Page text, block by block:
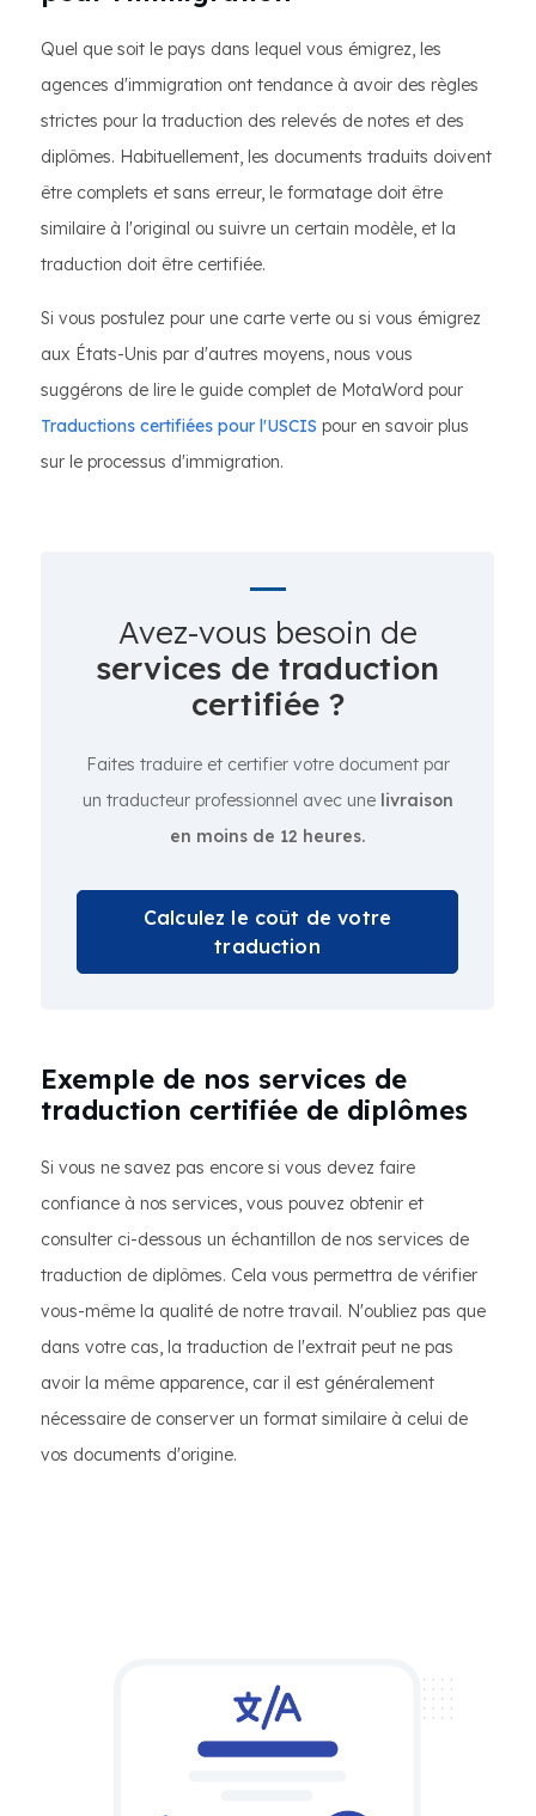
Quel que soit le pays dans lequel vous émigrez, les
agences d'immigration ont tendance à avoir des règles
strictes pour la traduction des relevés de notes et des
diplômes. Habituellement, les documents traduits doivent
être complets et sans erreur, le formatage doit être
similaire à l'original ou suivre un certain modèle, et la
traduction doit être certifiée.
Si vous postulez pour une carte verte ou si vous émigrez
aux États-Unis par d'autres moyens, nous vous
suggérons de lire le guide complet de MotaWord pour
Traductions certifiées pour l'USCIS pour en savoir plus
sur le processus d'immigration.
Avez-vous besoin de
services de traduction
certifiée ?
Faites traduire et certifier votre document par
un traducteur professionnel avec une livraison
en moins de 12 heures.
Calculez le coût de votre
traduction
Exemple de nos services de
traduction certifiée de diplômes
Si vous ne savez pas encore si vous devez faire
confiance à nos services, vous pouvez obtenir et
consulter ci-dessous un échantillon de nos services de
traduction de diplômes. Cela vous permettra de vérifier
vous-même la qualité de notre travail. N'oubliez pas que
dans votre cas, la traduction de l'extrait peut ne pas
avoir la même apparence, car il est généralement
nécessaire de conserver un format similaire à celui de
vos documents d'origine.